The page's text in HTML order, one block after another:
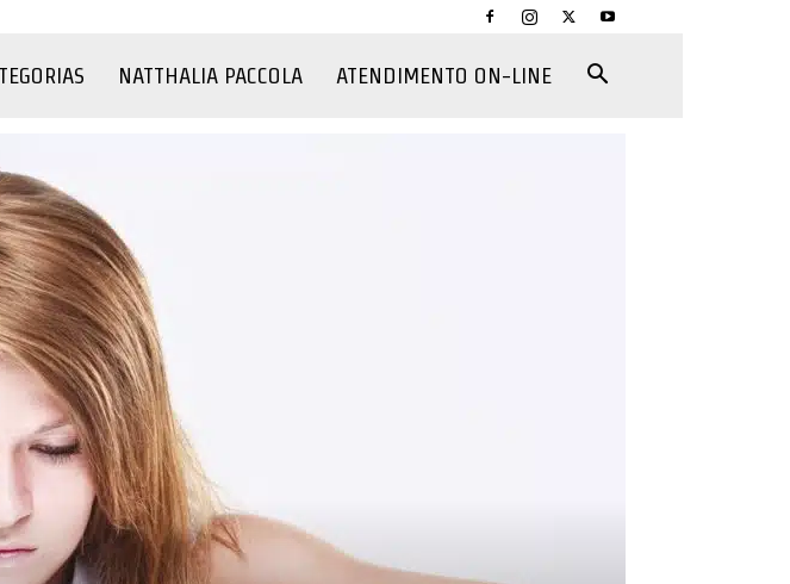
NATTHALIA PACCOLA ATENDIMENTO ON-LINE